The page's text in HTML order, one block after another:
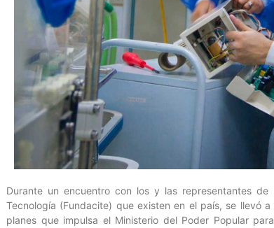
Durante un encuentro con los y las representantes
Tecnología (Fundacite) que existen en el país, se llevó
planes que impulsa el Ministerio del Poder Popular